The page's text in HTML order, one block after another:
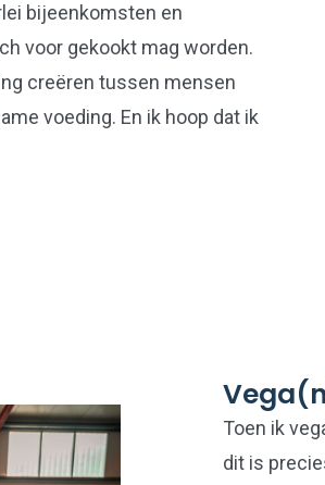
bijeenkomsten en
voor gekookt mag worden.
creëren tussen mensen
voeding. En ik hoop dat ik
Toen ik
dit is